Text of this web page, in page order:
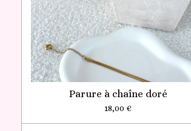
Parure à chaîne doré
18,00 €